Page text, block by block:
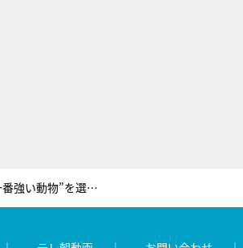
専門家100人が“地球上で一番強い動物”を選ぶ！「世界最強動物ランキング20」が完成